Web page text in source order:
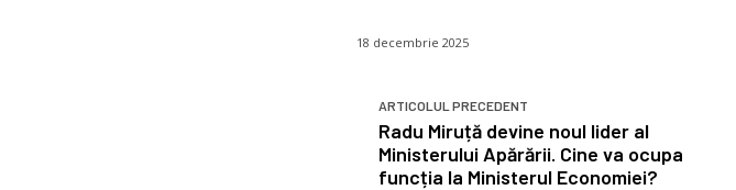
18 decembrie 2025
ARTICOLUL PRECEDENT
Radu Miruță devine noul lider al
Ministerului Apărării. Cine va ocupa
funcția la Ministerul Economiei?